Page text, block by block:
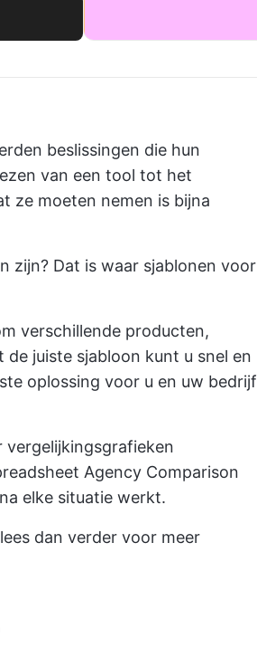
beslissingen die hun
van een tool tot het
ze moeten nemen is bijna
zijn? Dat is waar sjablonen voor
verschillende producten,
juiste sjabloon kunt u snel en
oplossing voor u en uw bedrijf
vergelijkingsgrafieken
Agency Comparison
elke situatie werkt.
dan verder voor meer